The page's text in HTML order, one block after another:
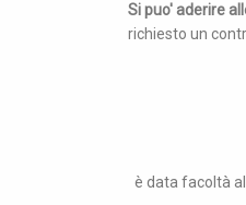
Si puo' aderire
richiesto un
è data facoltà